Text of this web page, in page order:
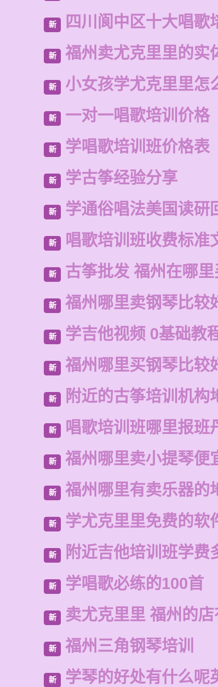
新 四川阆中区十大唱歌
新 福州卖尤克里里的实
新 小女孩学尤克里里怎
新 一对一唱歌培训价格
新 学唱歌培训班价格表
新 学古筝经验分享
新 学通俗唱法美国读研
新 唱歌培训班收费标准
新 古筝批发 福州在哪
新 福州哪里卖钢琴比较
新 学吉他视频 0基础教
新 福州哪里买钢琴比较
新 附近的古筝培训机构
新 唱歌培训班哪里报班
新 福州哪里卖小提琴便
新 福州哪里有卖乐器的
新 学尤克里里免费的软
新 附近吉他培训班学费
新 学唱歌必练的100首
新 卖尤克里里 福州的
新 福州三角钢琴培训
新 学琴的好处有什么呢